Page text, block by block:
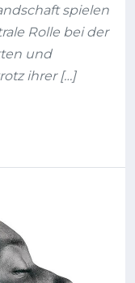
spielen
Rolle bei der
und
ihrer […]